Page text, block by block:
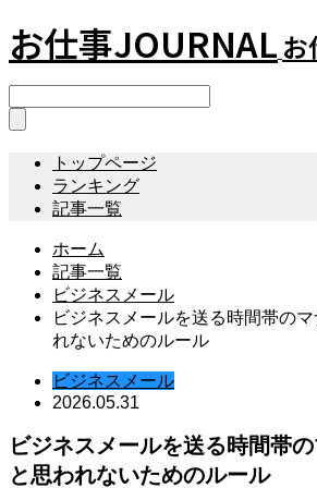
お仕事JOURNAL お
トップページ
ランキング
記事一覧
ホーム
記事一覧
ビジネスメール
ビジネスメールを送る時間帯の
れないためのルール
ビジネスメール
2026.05.31
ビジネスメールを送る時間帯
と思われないためのルール